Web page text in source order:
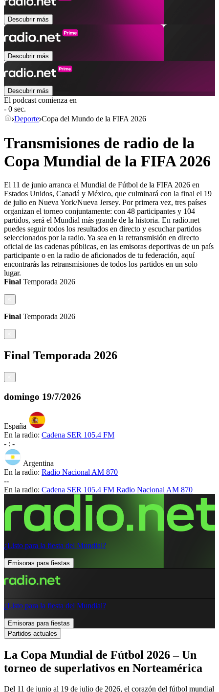
Descubrir más
Descubrir más
Descubrir más
El podcast comienza en
- 0 sec.
Deporte Copa del Mundo de la FIFA 2026
Transmisiones de radio de la
Copa Mundial de la FIFA 2026
El 11 de junio arranca el Mundial de Fútbol de la FIFA 2026 en
Estados Unidos, Canadá y México, que culminará con la final el 19
de julio en Nueva York/Nueva Jersey. Por primera vez, tres países
organizan el torneo conjuntamente: con 48 participantes y 104
partidos, será el Mundial más grande de la historia. En radio.net
puedes seguir todos los resultados en directo y escuchar partidos
seleccionados por la radio. Ya sea en la retransmisión en directo
oficial de las cadenas públicas, en las emisoras deportivas de un país
participante o en la radio de aficionados de tu federación, aquí
encontrarás las retransmisiones de todos los partidos en un solo
lugar.
Final Temporada 2026
Final Temporada 2026
Final Temporada 2026
domingo 19/7/2026
España
En la radio: Cadena SER 105.4 FM
- : -
Argentina
En la radio: Radio Nacional AM 870
--
En la radio: Cadena SER 105.4 FM Radio Nacional AM 870
¿Listo para la fiesta del Mundial?
Emisoras para fiestas
¿Listo para la fiesta del Mundial?
Emisoras para fiestas
Partidos actuales
La Copa Mundial de Fútbol 2026 – Un
torneo de superlativos en Norteamérica
Del 11 de junio al 19 de julio de 2026, el corazón del fútbol mundial